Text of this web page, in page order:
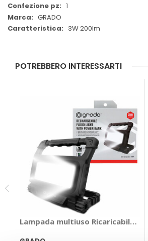
1
GRADO
3W 200lm
POTREBBERO INTERESSARTI
Lampada multiuso Ricaricabile -